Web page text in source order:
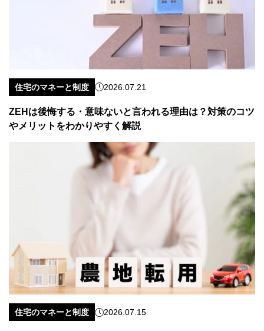
住宅のマネーと制度 2026.07.21
ZEHは後悔する・意味ないと言われる理由は？対策のコツ
やメリットをわかりやすく解説
住宅のマネーと制度 2026.07.15